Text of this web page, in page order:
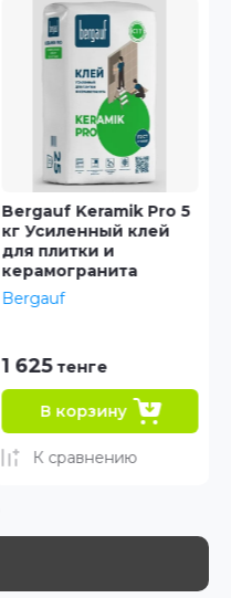
Bergauf Keramik Pro 5
кг Усиленный клей
для плитки и
керамогранита
Bergauf
1 625 тенге
В корзину
К сравнению